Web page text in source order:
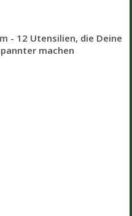
- 12 Utensilien, die Deine
machen